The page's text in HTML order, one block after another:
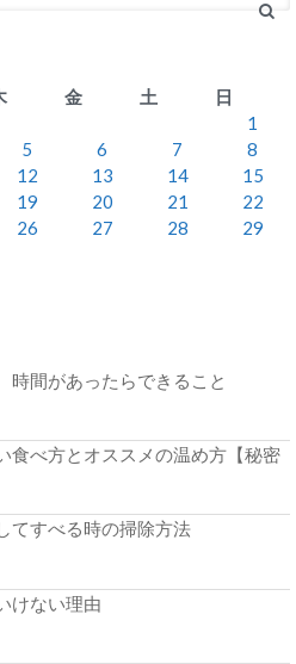
金 土
日
1
5 6 7
8
12 13 14
15
19 20 21
22
26 27 28
29
間があったらできること
食べ方とオススメの温め方【秘密
てすべる時の掃除方法
けない理由